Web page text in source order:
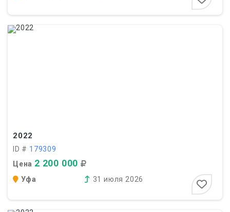
2022
ID # 179309
Цена 2 200 000
Уфа 31 июля 2026